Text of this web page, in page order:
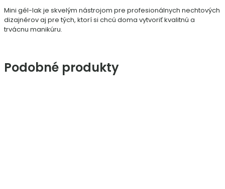
Mini gél-lak je skvelým nástrojom pre profesionálnych nechtových
dizajnérov aj pre tých, ktorí si chcú doma vytvoriť kvalitnú a
trvácnu manikúru.
Podobné produkty